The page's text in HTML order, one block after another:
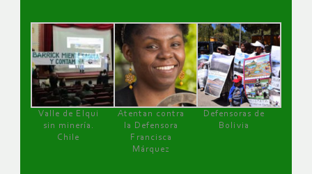
Valle de Elqui
sin minería.
Chile
Atentan contra
la Defensora
Francisca
Márquez
Defensoras de
Bolivia